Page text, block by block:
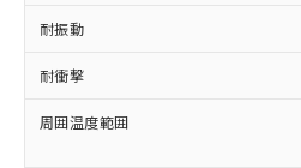
耐振動
耐衝撃
周囲温度範囲
在庫状況および標
事前の承諾なく第
示しないようお願
マイパーツ機能（
ビス）をご利用い
メンバーズにご登
部品在庫の切り替え状況
月が前後することがあり
「ｅ」：有害物質（10
準値以下であることを示
「10」：通常の使用状
質が外部に漏えいし、環
及ぼさない年数を意味し
「－」：未確認です。当
当社は、貴社製品
場合は、上記1、2
該第三者に通知し
販売先および販売
法に輸出するおそ
り引きをいたしま
機器販売店・
白
受注生産機種
情報を公開し